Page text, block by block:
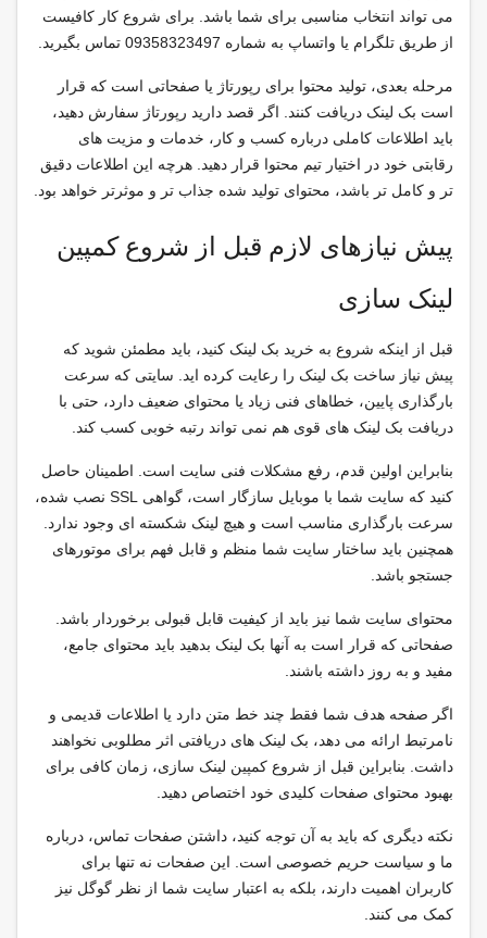
می تواند انتخاب مناسبی برای شما باشد. برای شروع کار کافیست
از طریق تلگرام یا واتساپ به شماره 09358323497 تماس بگیرید.
مرحله بعدی، تولید محتوا برای رپورتاژ یا صفحاتی است که قرار
است بک لینک دریافت کنند. اگر قصد دارید رپورتاژ سفارش دهید،
باید اطلاعات کاملی درباره کسب و کار، خدمات و مزیت های
رقابتی خود در اختیار تیم محتوا قرار دهید. هرچه این اطلاعات دقیق
تر و کامل تر باشد، محتوای تولید شده جذاب تر و موثرتر خواهد بود.
پیش نیازهای لازم قبل از شروع کمپین
لینک سازی
قبل از اینکه شروع به خرید بک لینک کنید، باید مطمئن شوید که
پیش نیاز ساخت بک لینک را رعایت کرده اید. سایتی که سرعت
بارگذاری پایین، خطاهای فنی زیاد یا محتوای ضعیف دارد، حتی با
دریافت بک لینک های قوی هم نمی تواند رتبه خوبی کسب کند.
بنابراین اولین قدم، رفع مشکلات فنی سایت است. اطمینان حاصل
کنید که سایت شما با موبایل سازگار است، گواهی SSL نصب شده،
سرعت بارگذاری مناسب است و هیچ لینک شکسته ای وجود ندارد.
همچنین باید ساختار سایت شما منظم و قابل فهم برای موتورهای
جستجو باشد.
محتوای سایت شما نیز باید از کیفیت قابل قبولی برخوردار باشد.
صفحاتی که قرار است به آنها بک لینک بدهید باید محتوای جامع،
مفید و به روز داشته باشند.
اگر صفحه هدف شما فقط چند خط متن دارد یا اطلاعات قدیمی و
نامرتبط ارائه می دهد، بک لینک های دریافتی اثر مطلوبی نخواهند
داشت. بنابراین قبل از شروع کمپین لینک سازی، زمان کافی برای
بهبود محتوای صفحات کلیدی خود اختصاص دهید.
نکته دیگری که باید به آن توجه کنید، داشتن صفحات تماس، درباره
ما و سیاست حریم خصوصی است. این صفحات نه تنها برای
کاربران اهمیت دارند، بلکه به اعتبار سایت شما از نظر گوگل نیز
کمک می کنند.